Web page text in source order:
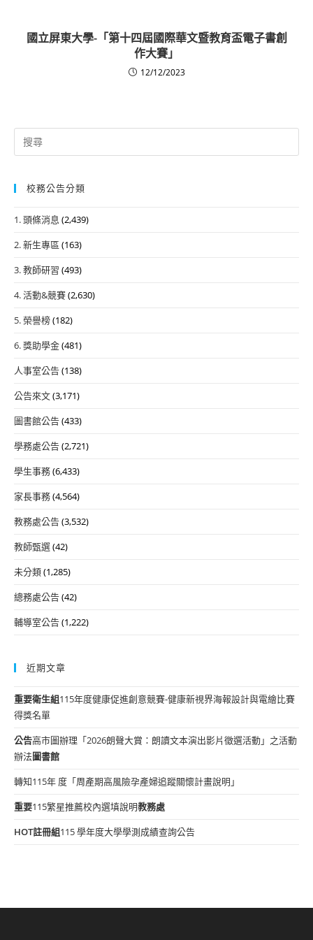
國立屏東大學-「第十四屆國際華文暨教育盃電子書創
作大賽」
12/12/2023
Search
for:
校務公告分類
1. 頭條消息 (2,439)
2. 新生專區 (163)
3. 教師研習 (493)
4. 活動&競賽(2,630)
5. 榮譽榜(182)
6. 獎助學金(481)
人事室公告(138)
公告來文(3,171)
圖書館公告(433)
學務處公告(2,721)
學生事務(6,433)
家長事務(4,564)
教務處公告(3,532)
教師甄選(42)
未分類(1,285)
總務處公告(42)
輔導室公告(1,222)
近期文章
重要衛生組115年度健康促進創意競賽-健康新視界海報設計與電繪比賽
得獎名單
公告高市圖辦理「2026朗聲大賞：朗讀文本演出影片徵選活動」之活動
辦法圖書館
轉知115年 度「周產期高風險孕產婦追蹤關懷計畫說明」
重要115繁星推薦校內選填說明教務處
HOT註冊組115 學年度大學學測成績查詢公告